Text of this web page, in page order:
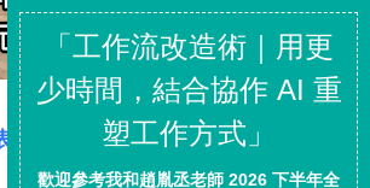
：從行程規